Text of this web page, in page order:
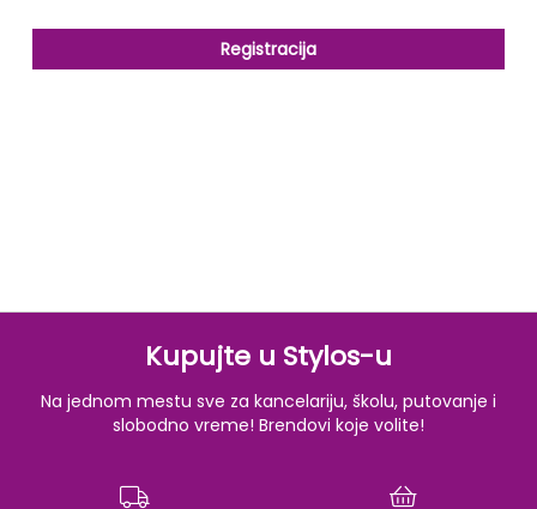
Registracija
Kupujte u Stylos-u
Na jednom mestu sve za kancelariju, školu, putovanje i
slobodno vreme! Brendovi koje volite!